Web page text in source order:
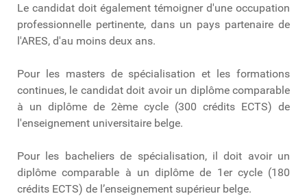
Le candidat doit également témoigner d'une occupation
professionnelle pertinente, dans un pays partenaire de
l'ARES, d'au moins deux ans.
Pour les masters de spécialisation et les formations
continues, le candidat doit avoir un diplôme comparable
à un diplôme de 2ème cycle (300 crédits ECTS) de
l'enseignement universitaire belge.
Pour les bacheliers de spécialisation, il doit avoir un
diplôme comparable à un diplôme de 1er cycle (180
crédits ECTS) de l’enseignement supérieur belge.